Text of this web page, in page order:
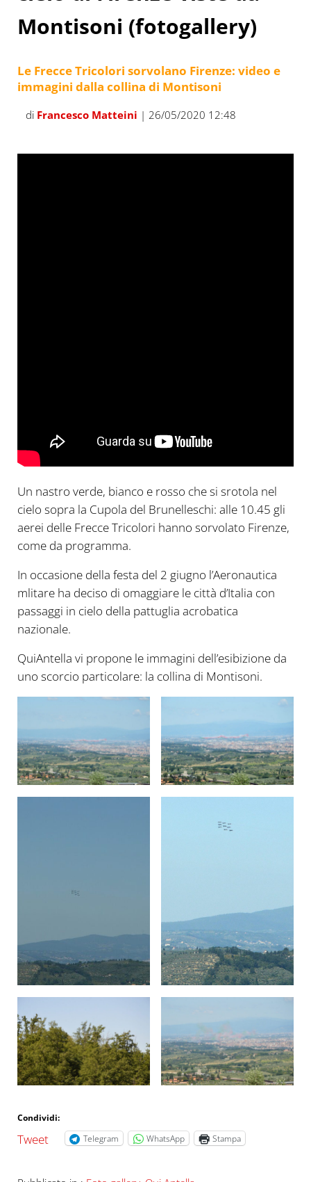
Montisoni (fotogallery)
Le Frecce Tricolori sorvolano Firenze: video e
immagini dalla collina di Montisoni
di Francesco Matteini | 26/05/2020 12:48
Un nastro verde, bianco e rosso che si srotola nel
cielo sopra la Cupola del Brunelleschi: alle 10.45 gli
aerei delle Frecce Tricolori hanno sorvolato Firenze,
come da programma.
In occasione della festa del 2 giugno l’Aeronautica
mlitare ha deciso di omaggiare le città d’Italia con
passaggi in cielo della pattuglia acrobatica
nazionale.
QuiAntella vi propone le immagini dell’esibizione da
uno scorcio particolare: la collina di Montisoni.
Condividi:
Tweet Telegram WhatsApp Stampa